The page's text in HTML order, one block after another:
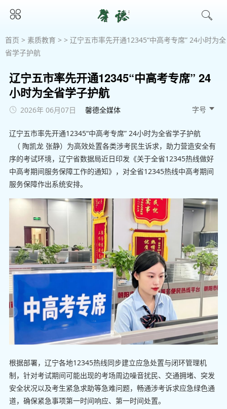
首页 > 素质教育 > > 辽宁五市率先开通12345“中高考专席” 24小时为全
省学子护航
辽宁五市率先开通12345“中高考专席” 24
小时为全省学子护航
2026年 06月07日 馨德全媒体 字号
辽宁五市率先开通12345“中高考专席” 24小时为全省学子护航
（ 陶凯龙 张静）为高效处置各类涉考民生诉求，助力营造安全有
序的考试环境，辽宁省数据局近日印发《关于全省12345热线做好
中高考期间服务保障工作的通知》，对全省12345热线中高考期间
服务保障作出系统安排。
根据部署，辽宁各地12345热线同步建立应急处置与闭环管理机
制，针对考试期间可能出现的考场周边噪音扰民、交通拥堵、突发
安全状况以及考生紧急求助等急难问题，畅通涉考诉求应急绿色通
道，确保紧急事项第一时间响应、第一时间处置。